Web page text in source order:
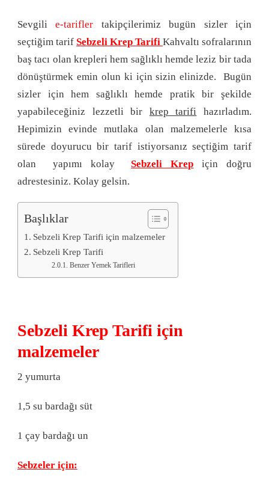
Sevgilie-tarifler takipçilerimiz bugün sizler için
seçtiğim tarif Sebzeli Krep Tarifi Kahvaltı sofralarının
baş tacı olan krepleri hem sağlıklı hemde leziz bir tada
dönüştürmek emin olun ki için sizin elinizde. Bugün
sizler için hem sağlıklı hemde pratik bir şekilde
yapabileceğiniz lezzetli bir krep tarifi hazırladım.
Hepimizin evinde mutlaka olan malzemelerle kısa
sürede doyurucu bir tarif istiyorsanız seçtiğim tarif
olan yapımı kolaySebzeli Krep için doğru
adrestesiniz. Kolay gelsin.
Başlıklar
Sebzeli Krep Tarifi için malzemeler
Sebzeli Krep Tarifi
Benzer Yemek Tarifleri
Sebzeli Krep Tarifi için
malzemeler
2 yumurta
1,5 su bardağı süt
1 çay bardağı un
Sebzeler için: